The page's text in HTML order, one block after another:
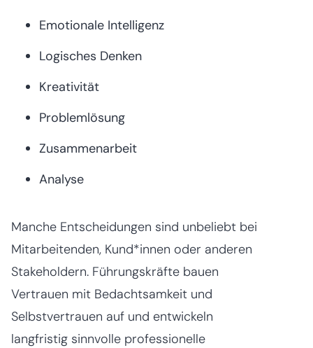
Emotionale Intelligenz
Logisches Denken
Kreativität
Problemlösung
Zusammenarbeit
Analyse
Manche Entscheidungen sind unbeliebt bei
Mitarbeitenden, Kund*innen oder anderen
Stakeholdern. Führungskräfte bauen
Vertrauen mit Bedachtsamkeit und
Selbstvertrauen auf und entwickeln
langfristig sinnvolle professionelle